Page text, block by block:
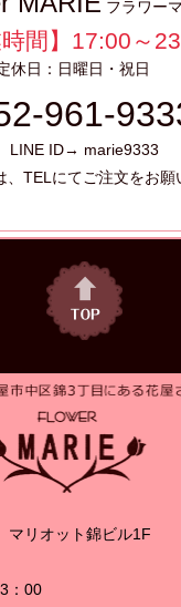
フラワー
時間】17:00～
休日：日曜日・祝日
961-
LINE ID→ marie9333
TELにてご注文をお願
リオット錦ビル1F
：00